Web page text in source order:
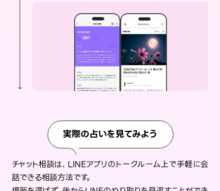
実際の占いを見てみよう
チャット相談は、LINEアプリのトークルーム上で手軽に会
話できる相談方法です。